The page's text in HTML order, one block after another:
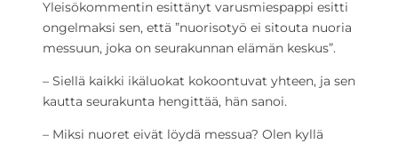
Yleisökommentin esittänyt varusmiespappi esitti
ongelmaksi sen, että ”nuorisotyö ei sitouta nuoria
messuun, joka on seurakunnan elämän keskus”.
– Siellä kaikki ikäluokat kokoontuvat yhteen, ja sen
kautta seurakunta hengittää, hän sanoi.
– Miksi nuoret eivät löydä messua? Olen kyllä